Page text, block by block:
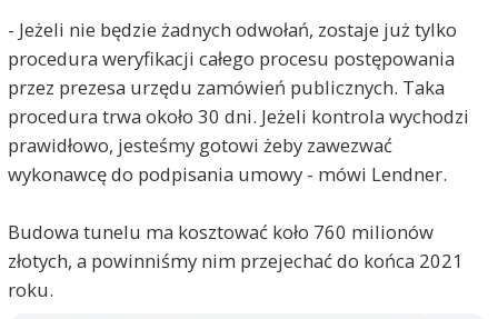
- Jeżeli nie będzie żadnych odwołań, zostaje już tylko
procedura weryfikacji całego procesu postępowania
przez prezesa urzędu zamówień publicznych. Taka
procedura trwa około 30 dni. Jeżeli kontrola wychodzi
prawidłowo, jesteśmy gotowi żeby zawezwać
wykonawcę do podpisania umowy - mówi Lendner.
Budowa tunelu ma kosztować koło 760 milionów
złotych, a powinniśmy nim przejechać do końca 2021
roku.